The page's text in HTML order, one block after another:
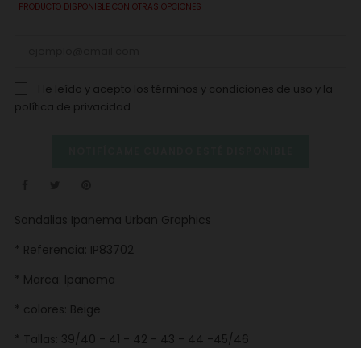
PRODUCTO DISPONIBLE CON OTRAS OPCIONES
He leído y acepto los términos y condiciones de uso y la
política de privacidad
Sandalias Ipanema Urban Graphics
* Referencia: IP83702
* Marca: Ipanema
* colores: Beige
* Tallas: 39/40 - 41 - 42 - 43 - 44 -45/46